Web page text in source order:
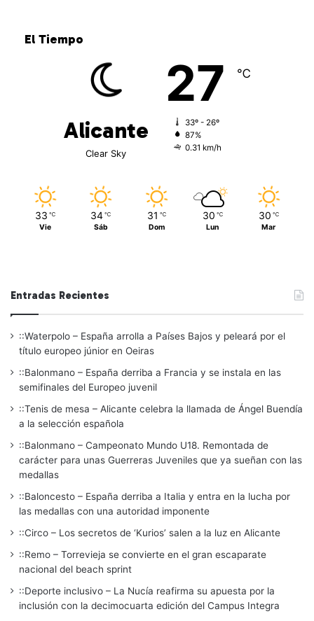
El Tiempo
Alicante
Clear Sky
27 ℃
33º - 26º
87%
0.31 km/h
33 ℃
Vie
34 ℃
Sáb
31 ℃
Dom
30 ℃
Lun
30 ℃
Mar
Entradas Recientes
::Waterpolo – España arrolla a Países Bajos y peleará por el
título europeo júnior en Oeiras
::Balonmano – España derriba a Francia y se instala en las
semifinales del Europeo juvenil
::Tenis de mesa – Alicante celebra la llamada de Ángel Buendía
a la selección española
::Balonmano – Campeonato Mundo U18. Remontada de
carácter para unas Guerreras Juveniles que ya sueñan con las
medallas
::Baloncesto – España derriba a Italia y entra en la lucha por
las medallas con una autoridad imponente
::Circo – Los secretos de ‘Kurios’ salen a la luz en Alicante
::Remo – Torrevieja se convierte en el gran escaparate
nacional del beach sprint
::Deporte inclusivo – La Nucía reafirma su apuesta por la
inclusión con la decimocuarta edición del Campus Integra